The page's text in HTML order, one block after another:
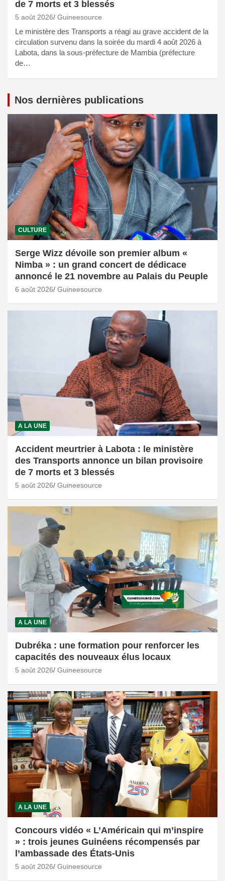
de 7 morts et 3 blessés
5 août 2026 Guineesource
Le ministère des Transports a réagi au grave accident de la
circulation survenu dans la soirée du mardi 4 août 2026 à
Labota, dans la sous-préfecture de Mambia (préfecture
de…
Nos dernières publications
CULTURE
Serge Wizz dévoile son premier album «
Nimba » : un grand concert de dédicace
annoncé le 21 novembre au Palais du Peuple
6 août 2026 Guineesource
A LA UNE
Accident meurtrier à Labota : le ministère
des Transports annonce un bilan provisoire
de 7 morts et 3 blessés
5 août 2026 Guineesource
A LA UNE
Dubréka : une formation pour renforcer les
capacités des nouveaux élus locaux
5 août 2026 Guineesource
A LA UNE
Concours vidéo « L’Américain qui m’inspire
» : trois jeunes Guinéens récompensés par
l’ambassade des États-Unis
5 août 2026 Guineesource